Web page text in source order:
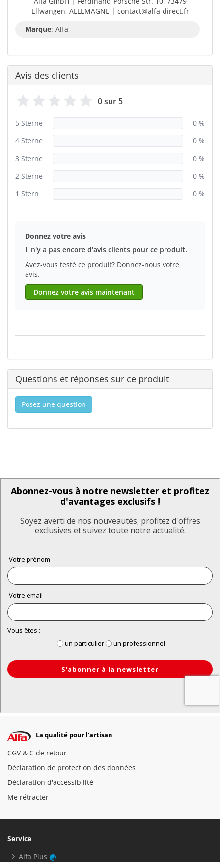
Ellwangen, ALLEMAGNE | contact@alfa-direct.fr
Marque: Alfa
Avis des clients
0 sur 5
5 Sterne
0 %
4 Sterne
0 %
3 Sterne
0 %
2 Sterne
0 %
1 Stern
0 %
Donnez votre avis
Il n'y a pas encore d'avis clients pour ce produit.
Avez-vous testé ce produit? Donnez-nous votre
avis.
Donnez votre avis maintenant
Questions et réponses sur ce produit
Posez une question
La qualité pour l’artisan
CGV & C de retour
Déclaration de protection des données
Déclaration d'accessibilité
Me rétracter
Service
Alfa Plus